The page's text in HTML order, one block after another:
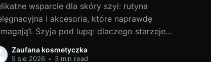
wsparcie dla skóry szyi: rutyna
i akcesoria, które naprawdę
Szyja pod lupą: dlaczego starzeje
inaczej i czego jej naprawdę potrzebaOd lat
pielęgnację szyi i dekoltu z pomocą
Zaufana kosmetyczka
5 sie 2026 • 3 min read